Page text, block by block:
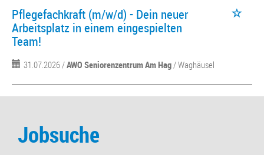
Pflegefachkraft (m/w/d) - Dein neuer
Arbeitsplatz in einem eingespielten
Team!
31.07.2026 /AWO Seniorenzentrum Am Hag/ Waghäusel
Jobsuche